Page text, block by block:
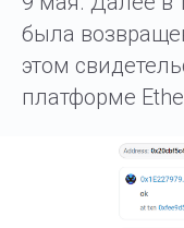
была
этом
платформе